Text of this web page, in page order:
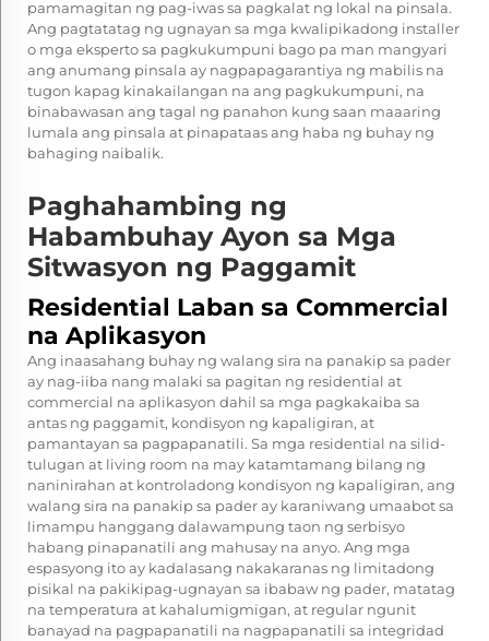
pamamagitan ng pag-iwas sa pagkalat ng lokal na pinsala.
Ang pagtatatag ng ugnayan sa mga kwalipikadong installer
o mga eksperto sa pagkukumpuni bago pa man mangyari
ang anumang pinsala ay nagpapagarantiya ng mabilis na
tugon kapag kinakailangan na ang pagkukumpuni, na
binabawasan ang tagal ng panahon kung saan maaaring
lumala ang pinsala at pinapataas ang haba ng buhay ng
bahaging naibalik.
Paghahambing ng
Habambuhay Ayon sa Mga
Sitwasyon ng Paggamit
Residential Laban sa Commercial
na Aplikasyon
Ang inaasahang buhay ng walang sira na panakip sa pader
ay nag-iiba nang malaki sa pagitan ng residential at
commercial na aplikasyon dahil sa mga pagkakaiba sa
antas ng paggamit, kondisyon ng kapaligiran, at
pamantayan sa pagpapanatili. Sa mga residential na silid-
tulugan at living room na may katamtamang bilang ng
naninirahan at kontroladong kondisyon ng kapaligiran, ang
walang sira na panakip sa pader ay karaniwang umaabot sa
limampu hanggang dalawampung taon ng serbisyo
habang pinapanatili ang mahusay na anyo. Ang mga
espasyong ito ay kadalasang nakakaranas ng limitadong
pisikal na pakikipag-ugnayan sa ibabaw ng pader, matatag
na temperatura at kahalumigmigan, at regular ngunit
banayad na pagpapanatili na nagpapanatili sa integridad